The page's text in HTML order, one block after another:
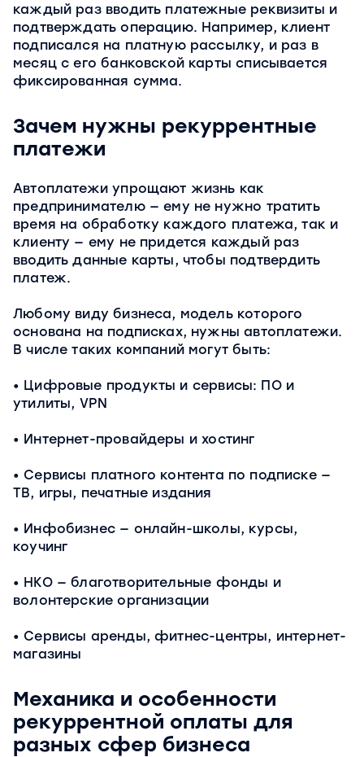
каждый раз вводить платежные реквизиты и
подтверждать операцию. Например, клиент
подписался на платную рассылку, и раз в
месяц с его банковской карты списывается
фиксированная сумма.
Зачем нужны рекуррентные
платежи
Автоплатежи упрощают жизнь как
предпринимателю — ему не нужно тратить
время на обработку каждого платежа, так и
клиенту — ему не придется каждый раз
вводить данные карты, чтобы подтвердить
платеж.
Любому виду бизнеса, модель которого
основана на подписках, нужны автоплатежи.
В числе таких компаний могут быть:
Цифровые продукты и сервисы: ПО и
утилиты, VPN
Интернет-провайдеры и хостинг
Сервисы платного контента по подписке —
ТВ, игры, печатные издания
Инфобизнес — онлайн-школы, курсы,
коучинг
НКО — благотворительные фонды и
волонтерские организации
Сервисы аренды, фитнес-центры, интернет-
магазины
Механика и особенности
рекуррентной оплаты для
разных сфер бизнеса